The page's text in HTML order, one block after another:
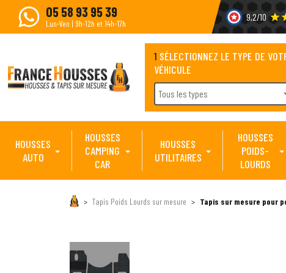
05 58 93 95 39
Lun-Ven | 9h-12h et 14h-17h
9,2/10 star
1 SÉLECTIONNEZ LE TYPE DE
VÉHICULE
Tous les types
HOUSSES
AUTO
HOUSSES
CAMPING
CAR
HOUSSES
UTILITAIRES
HOUSSES
POIDS-
LOURDS
Tapis Poids Lourds sur mesure Tapis sur mesure pour